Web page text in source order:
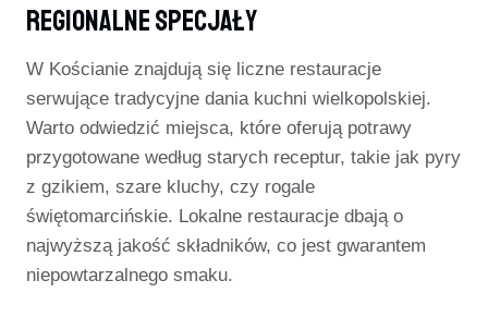
Regionalne Specjały
W Kościanie znajdują się liczne restauracje
serwujące tradycyjne dania kuchni wielkopolskiej.
Warto odwiedzić miejsca, które oferują potrawy
przygotowane według starych receptur, takie jak pyry
z gzikiem, szare kluchy, czy rogale
świętomarcińskie. Lokalne restauracje dbają o
najwyższą jakość składników, co jest gwarantem
niepowtarzalnego smaku.